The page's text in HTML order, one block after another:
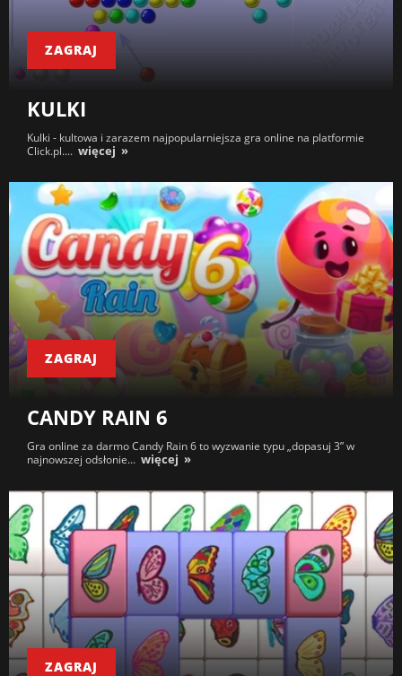
ZAGRAJ
KULKI
Kulki - kultowa i zarazem najpopularniejsza gra online na platformie
Click.pl.... więcej
ZAGRAJ
CANDY RAIN 6
Gra online za darmo Candy Rain 6 to wyzwanie typu „dopasuj 3” w
najnowszej odsłonie... więcej
ZAGRAJ